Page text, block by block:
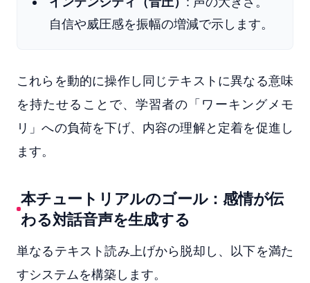
自信や威圧感を振幅の増減で示します。
これらを動的に操作し同じテキストに異なる意味
を持たせることで、学習者の「ワーキングメモ
リ」への負荷を下げ、内容の理解と定着を促進し
ます。
本チュートリアルのゴール：感情が伝
わる対話音声を生成する
単なるテキスト読み上げから脱却し、以下を満た
すシステムを構築します。